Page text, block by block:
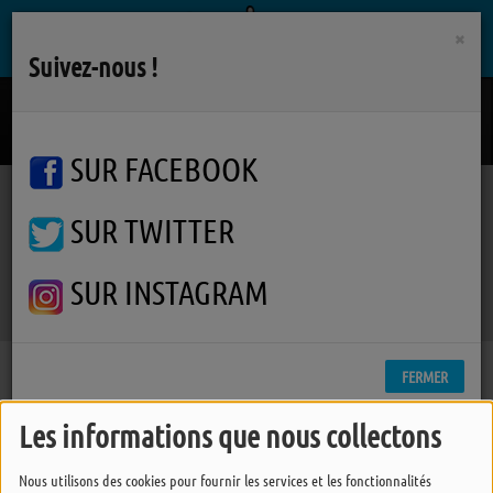
Les informations que nous collectons
Nous utilisons des cookies pour fournir les services et les fonctionnalités
Podcasts Whydah Gally Whydah Gally
Whydah Gally
×
Suivez-nous !
SUR FACEBOOK
SUR TWITTER
SUR INSTAGRAM
FERMER